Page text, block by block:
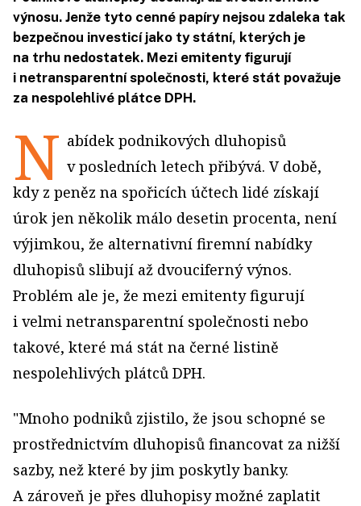
výnosu. Jenže tyto cenné papíry nejsou zdaleka tak
bezpečnou investicí jako ty státní, kterých je
na trhu nedostatek. Mezi emitenty figurují
i netransparentní společnosti, které stát považuje
za nespolehlivé plátce DPH.
N abídek podnikových dluhopisů
v posledních letech přibývá. V době,
kdy z peněz na spořicích účtech lidé získají
úrok jen několik málo desetin procenta, není
výjimkou, že alternativní firemní nabídky
dluhopisů slibují až dvouciferný výnos.
Problém ale je, že mezi emitenty figurují
i velmi netransparentní společnosti nebo
takové, které má stát na černé listině
nespolehlivých plátců DPH.
"Mnoho podniků zjistilo, že jsou schopné se
prostřednictvím dluhopisů financovat za nižší
sazby, než které by jim poskytly banky.
A zároveň je přes dluhopisy možné zaplatit